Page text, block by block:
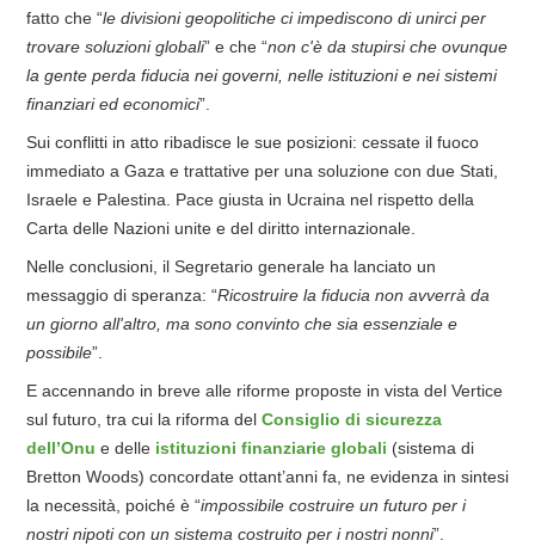
fatto che “le divisioni geopolitiche ci impediscono di unirci per
trovare soluzioni globali” e che “non c'è da stupirsi che ovunque
la gente perda fiducia nei governi, nelle istituzioni e nei sistemi
finanziari ed economici”.
Sui conflitti in atto ribadisce le sue posizioni: cessate il fuoco
immediato a Gaza e trattative per una soluzione con due Stati,
Israele e Palestina. Pace giusta in Ucraina nel rispetto della
Carta delle Nazioni unite e del diritto internazionale.
Nelle conclusioni, il Segretario generale ha lanciato un
messaggio di speranza: “Ricostruire la fiducia non avverrà da
un giorno all'altro, ma sono convinto che sia essenziale e
possibile”.
E accennando in breve alle riforme proposte in vista del Vertice
sul futuro, tra cui la riforma del Consiglio di sicurezza
dell’Onu e delle istituzioni finanziarie globali (sistema di
Bretton Woods) concordate ottant’anni fa, ne evidenza in sintesi
la necessità, poiché è “impossibile costruire un futuro per i
nostri nipoti con un sistema costruito per i nostri nonni”.